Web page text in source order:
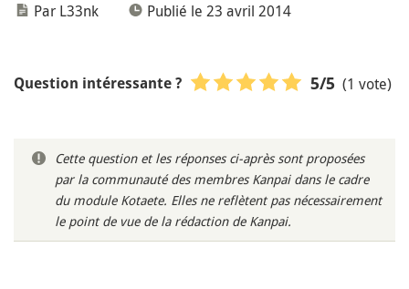
Par L33nk Publié le 23 avril 2014
Question intéressante ? 5/5 (1 vote)
Cette question et les réponses ci-après sont proposées
par la communauté des membres Kanpai dans le cadre
du module Kotaete. Elles ne reflètent pas nécessairement
le point de vue de la rédaction de Kanpai.